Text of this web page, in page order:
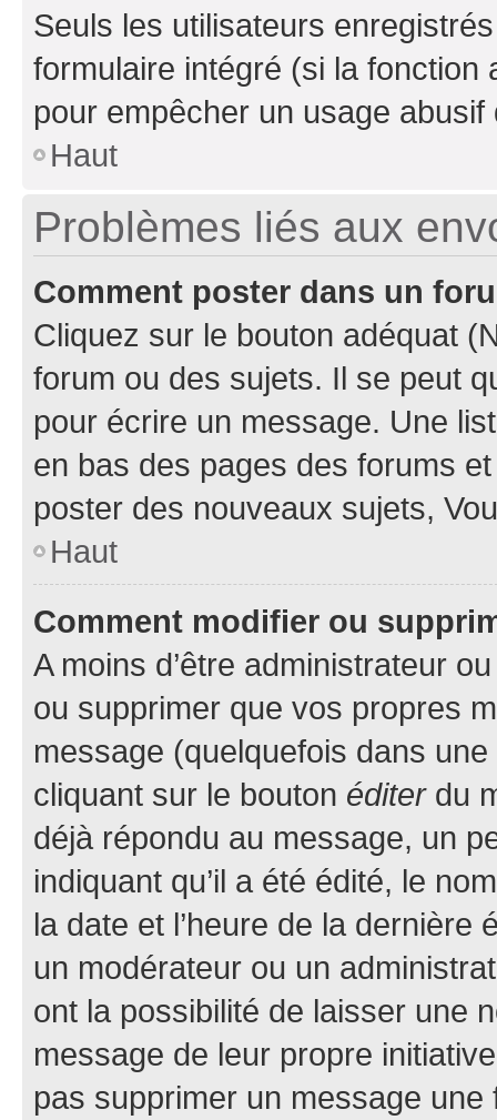
Seuls les utilisateurs
formulaire intégré (si la fonction
pour empêcher un usage
Haut
Problèmes liés aux
Comment poster dans un
Cliquez sur le bouton adéquat
forum ou des sujets. Il se peut
pour écrire un message. Une
en bas des pages des forums
poster des nouveaux sujets,
Haut
Comment modifier ou
A moins d’être administrateur
ou supprimer que vos propres
message (quelquefois dans
cliquant sur le bouton éditerdu
déjà répondu au message, un
indiquant qu’il a été édité, le
la date et l’heure de la dernière
un modérateur ou un
ont la possibilité de laisser une
message de leur propre
pas supprimer un message une